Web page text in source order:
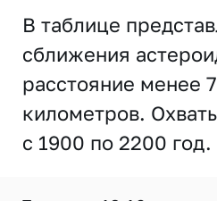
В таблице
сближения
расстояние менее
километров.
с 1900 по 2200 год.